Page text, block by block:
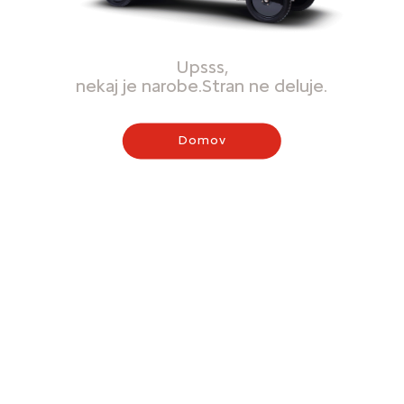
Upsss,
nekaj je narobe.Stran ne deluje.
Domov